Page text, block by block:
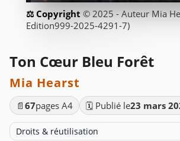
© 2025 - Auteur Mia
Edition999-2025-4291-7)
Ton Cœur Bleu Forêt
Mia Hearst
📄 67pages A4 🗓️ Publié le23 mars
Droits & réutilisation